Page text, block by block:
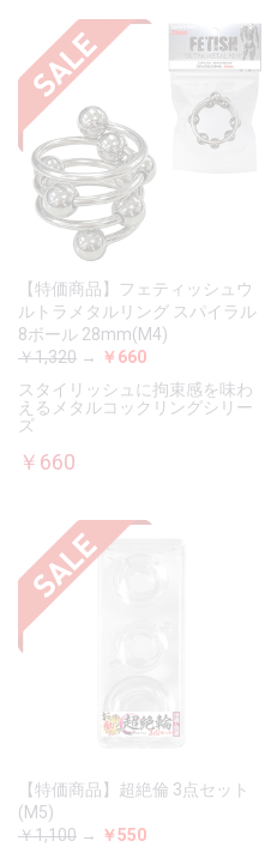
【特価商品】フェティッシュウ
ルトラメタルリング スパイラル
8ボール 28mm(M4)
￥1,320 → ￥660
スタイリッシュに拘束感を味わ
えるメタルコックリングシリー
ズ
￥660
【特価商品】超絶倫 3点セット
(M5)
￥1,100 → ￥550